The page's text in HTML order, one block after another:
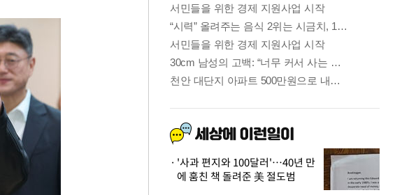
'사과 편지와 100달러'…40년 만
에 훔친 책 돌려준 美 절도범